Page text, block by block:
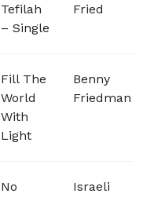
Tefilah
– Single
Fried
Fill The
World
With
Light
Benny
Friedman
No
Israeli